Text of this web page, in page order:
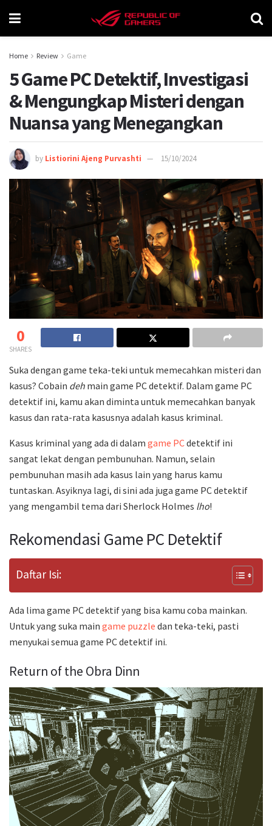
Home Review Game
5 Game PC Detektif, Investigasi
& Mengungkap Misteri dengan
Nuansa yang Menegangkan
by Listiorini Ajeng Purvashti 15/10/2024
0
SHARES
Suka dengan game teka-teki untuk memecahkan misteri dan
kasus? Cobain deh main game PC detektif. Dalam game PC
detektif ini, kamu akan diminta untuk memecahkan banyak
kasus dan rata-rata kasusnya adalah kasus kriminal.
Kasus kriminal yang ada di dalam game PCdetektif ini
sangat lekat dengan pembunuhan. Namun, selain
pembunuhan masih ada kasus lain yang harus kamu
tuntaskan. Asyiknya lagi, di sini ada juga game PC detektif
yang mengambil tema dari Sherlock Holmes lho!
Rekomendasi Game PC Detektif
Daftar Isi:
Ada lima game PC detektif yang bisa kamu coba mainkan.
Untuk yang suka main game puzzle dan teka-teki, pasti
menyukai semua game PC detektif ini.
Return of the Obra Dinn